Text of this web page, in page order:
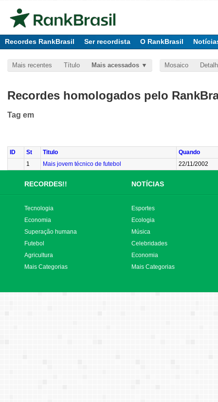
Recordes RankBrasil Ser recordista O RankBrasil
Mais recentes Título Mais acessados Mosaico
Recordes homologados pelo
Tag em
ID St Titulo
Quando
1
Mais jovem técnico de futebol 22/11/2002
RECORDES!! NOTÍCIAS
Tecnologia
Economia
Superação humana
Futebol
Agricultura
Mais Categorias
Esportes
Ecologia
Música
Celebridades
Economia
Mais Categorias